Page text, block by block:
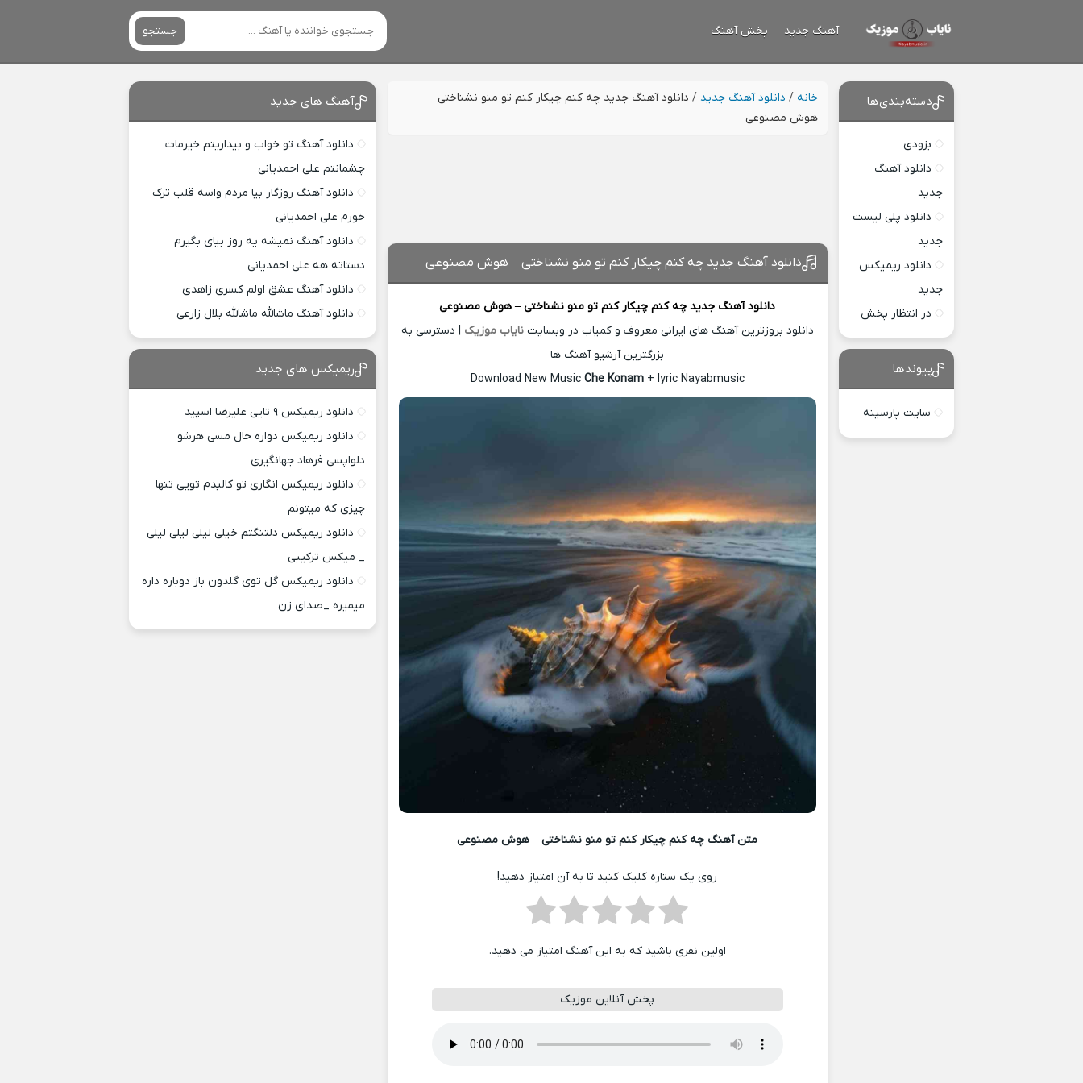
آهنگ جدید پخش آهنگ جستجو
خانه / دانلود آهنگ جدید / دانلود آهنگ جدید چه کنم چیکار کنم تو منو نشناختی –
هوش مصنوعی
دانلود آهنگ جدید چه کنم چیکار کنم تو منو نشناختی – هوش مصنوعی
دانلود آهنگ جدیدچه کنم چیکار کنم تو منو نشناختی – هوش مصنوعی
دانلود بروزترین آهنگ های ایرانی معروف و کمیاب در وبسایتنایاب موزیک | دسترسی به
بزرگترین آرشیو آهنگ ها
Download New Music Che Konam+ lyric Nayabmusic
متن آهنگ چه کنم چیکار کنم تو منو نشناختی – هوش مصنوعی
روی یک ستاره کلیک کنید تا به آن امتیاز دهید!
اولین نفری باشید که به این آهنگ امتیاز می دهید.
پخش آنلاین موزیک
دسته‌بندی‌ها
بزودی
دانلود آهنگ
جدید
دانلود پلی لیست
جدید
دانلود ریمیکس
جدید
در انتظار پخش
پیوندها
سایت پارسینه
آهنگ های جدید
دانلود آهنگ تو خواب و بیداریتم خیرمات
چشمانتم علی احمدیانی
دانلود آهنگ روزگار بیا مردم واسه قلب ترک
خورم علی احمدیانی
دانلود آهنگ نمیشه یه روز بیای بگیرم
دستاته هه علی احمدیانی
دانلود آهنگ عشق اولم کسری زاهدی
دانلود آهنگ ماشالله ماشالله بلال زارعی
ریمیکس های جدید
دانلود ریمیکس ۹ تایی علیرضا اسپید
دانلود ریمیکس دواره حال مسی هرشو
دلواپسی فرهاد جهانگیری
دانلود ریمیکس انگاری تو کالبدم تویی تنها
چیزی که میتونم
دانلود ریمیکس دلتنگتم خیلی لیلی لیلی لیلی
_ میکس ترکیبی
دانلود ریمیکس گل توی گلدون باز دوباره داره
میمیره _صدای زن